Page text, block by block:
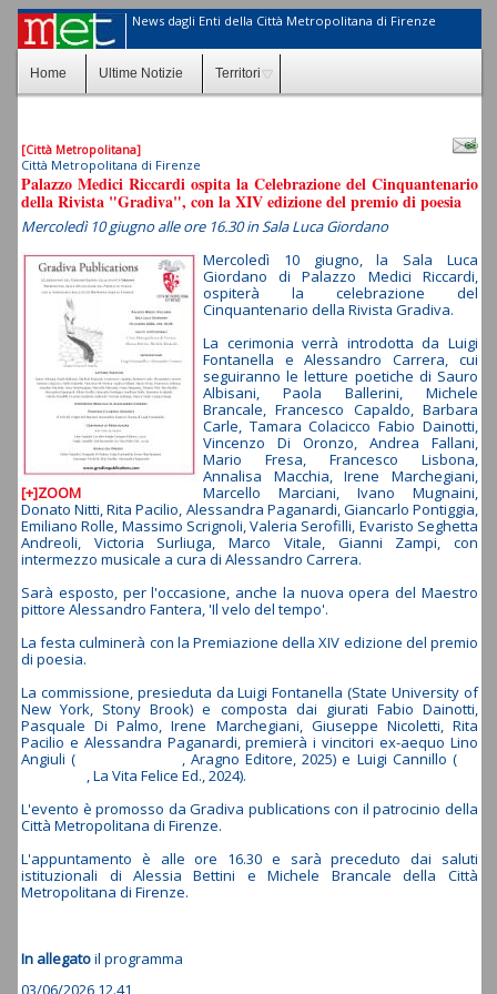
News dagli Enti della Città Metropolitana di Firenze
Home Ultime Notizie Territori
[Città Metropolitana]
Città Metropolitana di Firenze
Palazzo Medici Riccardi ospita la Celebrazione del Cinquantenario
della Rivista "Gradiva", con la XIV edizione del premio di poesia
Mercoledì 10 giugno alle ore 16.30 in Sala Luca Giordano
[+]ZOOM
Mercoledì 10 giugno, la Sala Luca
Giordano di Palazzo Medici Riccardi,
ospiterà la celebrazione del
Cinquantenario della Rivista Gradiva.
La cerimonia verrà introdotta da Luigi
Fontanella e Alessandro Carrera, cui
seguiranno le letture poetiche di Sauro
Albisani, Paola Ballerini, Michele
Brancale, Francesco Capaldo, Barbara
Carle, Tamara Colacicco Fabio Dainotti,
Vincenzo Di Oronzo, Andrea Fallani,
Mario Fresa, Francesco Lisbona,
Annalisa Macchia, Irene Marchegiani,
Marcello Marciani, Ivano Mugnaini,
Donato Nitti, Rita Pacilio, Alessandra Paganardi, Giancarlo Pontiggia,
Emiliano Rolle, Massimo Scrignoli, Valeria Serofilli, Evaristo Seghetta
Andreoli, Victoria Surliuga, Marco Vitale, Gianni Zampi, con
intermezzo musicale a cura di Alessandro Carrera.
Sarà esposto, per l'occasione, anche la nuova opera del Maestro
pittore Alessandro Fantera, 'Il velo del tempo'.
La festa culminerà con la Premiazione della XIV edizione del premio
di poesia.
La commissione, presieduta da Luigi Fontanella (State University of
New York, Stony Brook) e composta dai giurati Fabio Dainotti,
Pasquale Di Palmo, Irene Marchegiani, Giuseppe Nicoletti, Rita
Pacilio e Alessandra Paganardi, premierà i vincitori ex-aequo Lino
Angiuli (
, Aragno Editore, 2025) e Luigi Cannillo (
, La Vita Felice Ed., 2024).
L'evento è promosso da Gradiva publications con il patrocinio della
Città Metropolitana di Firenze.
L'appuntamento è alle ore 16.30 e sarà preceduto dai saluti
istituzionali di Alessia Bettini e Michele Brancale della Città
Metropolitana di Firenze.
In allegatoil programma
03/06/2026 12.41